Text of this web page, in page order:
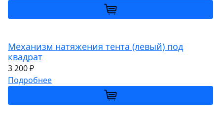
Механизм натяжения тента (левый) под
квадрат
3 200 ₽
Подробнее